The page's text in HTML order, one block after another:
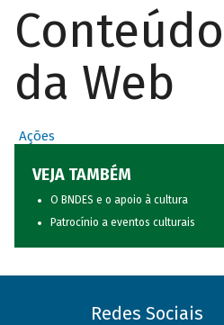
Conteúdo
da Web
Ações
VEJA TAMBÉM
O BNDES e o apoio à cultura
Patrocínio a eventos culturais
Redes Sociais